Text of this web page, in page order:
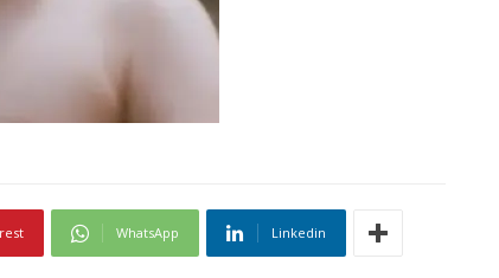
WhatsApp Linkedin